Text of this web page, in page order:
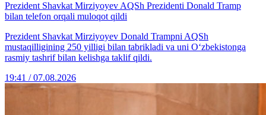
Prezident Shavkat Mirziyoyev AQSh Prezidenti Donald Tramp
bilan telefon orqali muloqot qildi
Prezident Shavkat Mirziyoyev Donald Trampni AQSh
mustaqilligining 250 yilligi bilan tabrikladi va uni O‘zbekistonga
rasmiy tashrif bilan kelishga taklif qildi.
19:41 / 07.08.2026